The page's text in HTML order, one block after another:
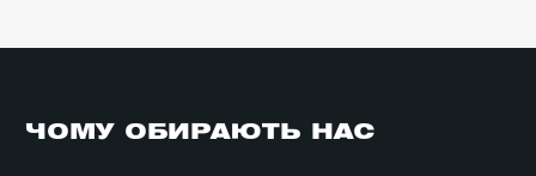
ЧОМУ ОБИРАЮТЬ НАС